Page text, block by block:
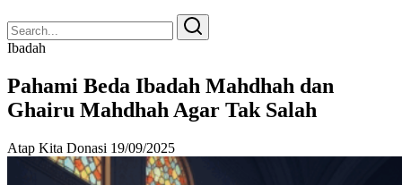
Search
for:
Search
Ibadah
Pahami Beda Ibadah Mahdhah dan
Ghairu Mahdhah Agar Tak Salah
Atap Kita Donasi 19/09/2025